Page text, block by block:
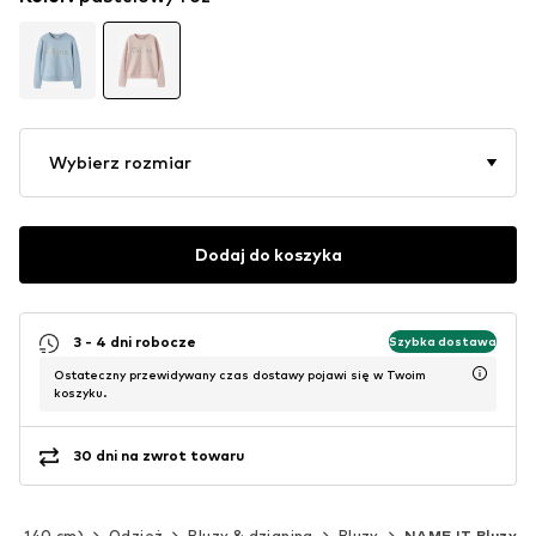
Wybierz rozmiar
Dodaj do koszyka
3 - 4 dni robocze Szybka dostawa
Ostateczny przewidywany czas dostawy pojawi się w Twoim
koszyku.
30 dni na zwrot towaru